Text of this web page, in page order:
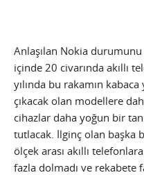
Anlaşılan Nokia
içinde 20 civarında akıllı
yılında bu rakamın
çıkacak olan modellere
cihazlar daha yoğun bir
tutlacak. İlginç olan başka
ölçek arası akıllı
fazla dolmadı ve rekabete